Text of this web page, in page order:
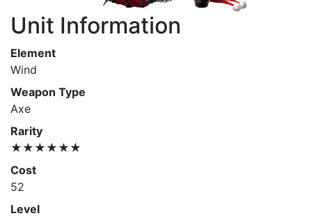
Unit Information
Element
Wind
Weapon Type
Axe
Rarity
★★★★★★
Cost
52
Level